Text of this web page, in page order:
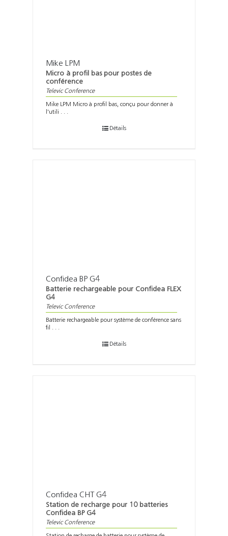
Mike LPM
Micro à profil bas pour postes de
conférence
Televic Conference
Mike LPM Micro à profil bas, conçu pour donner à
l'utili . . .
Détails
Confidea BP G4
Batterie rechargeable pour Confidea FLEX
G4
Televic Conference
Batterie rechargeable pour système de conférence sans
fil . . .
Détails
Confidea CHT G4
Station de recharge pour 10 batteries
Confidea BP G4
Televic Conference